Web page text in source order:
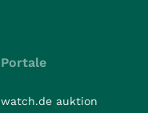
Portale
watch.de auktion